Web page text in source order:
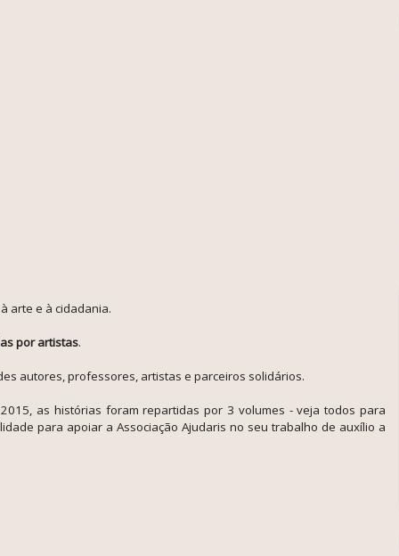
à arte e à cidadania.
por artistas.
autores, professores, artistas e parceiros solidários.
as histórias foram repartidas por 3 volumes - veja todos para
para apoiar a Associação Ajudaris no seu trabalho de auxílio a